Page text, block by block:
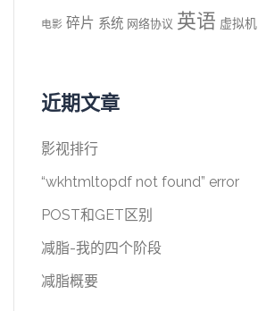
电影 碎片 系统 网络协议 英语 虚拟机
近期文章
影视排行
“wkhtmltopdf not found” error
POST和GET区别
减脂-我的四个阶段
减脂概要